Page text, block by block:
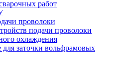
работ
проволоки
подачи проволоки
охлаждения
заточки вольфрамовых